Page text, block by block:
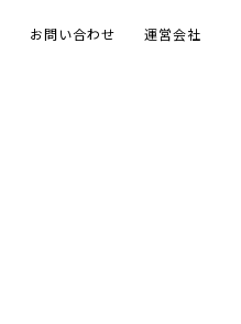
お問い合わせ 運営会社